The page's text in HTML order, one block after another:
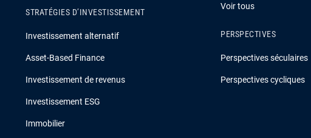
STRATÉGIES D’INVESTISSEMENT
Investissement alternatif
Asset-Based Finance
Investissement de revenus
Investissement ESG
Immobilier
Voir tous
PERSPECTIVES
Perspectives séculaires
Perspectives cycliques